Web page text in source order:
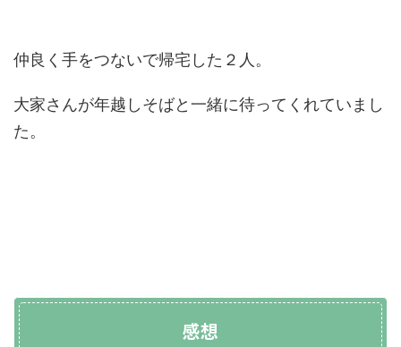
仲良く手をつないで帰宅した２人。
大家さんが年越しそばと一緒に待ってくれていまし
た。
感想